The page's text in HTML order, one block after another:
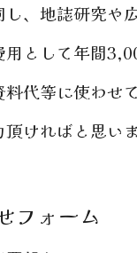
、地誌研究や
として年間
等に使わせ
ければと思い
フォーム